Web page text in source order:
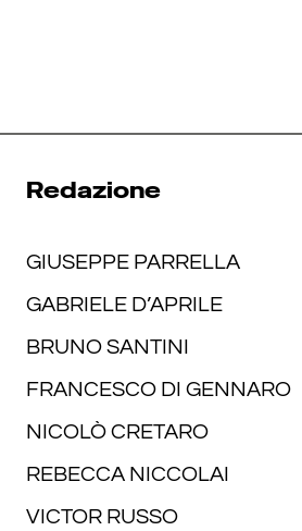
Redazione
GIUSEPPE PARRELLA
GABRIELE D’APRILE
BRUNO SANTINI
FRANCESCO DI GENNARO
NICOLÒ CRETARO
REBECCA NICCOLAI
VICTOR RUSSO